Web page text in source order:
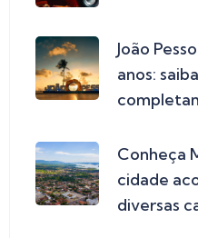
João
anos:
Conheça
cidade
diversas